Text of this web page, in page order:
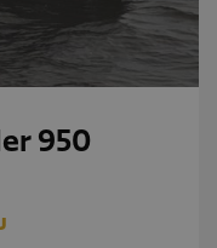
950